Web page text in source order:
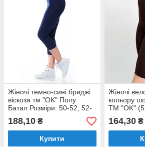
Жіночі темно-сині бриджі
віскоза тм "OK" Полу
Батал Розміри: 50-52, 52-
54, 54-56, 56-58 (33015-2)
188,10 ₴
Купити
Жіночі
кольору
ТМ "OK"
56- 58
164,30₴